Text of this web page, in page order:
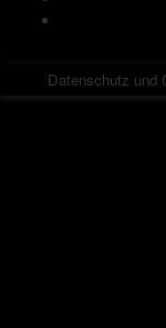
Datenschutz und